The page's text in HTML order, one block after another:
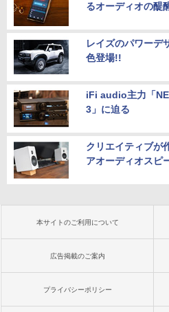
るオーディオの醍
レイズのパワーデ
色登場!!
iFi audio主力「
3」に迫る
クリエイティブが
アオーディオスピ
本サイトのご利用について
広告掲載のご案内
プライバシーポリシー